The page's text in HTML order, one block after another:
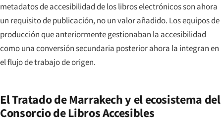
metadatos de accesibilidad de los libros electrónicos son ahora
un requisito de publicación, no un valor añadido. Los equipos de
producción que anteriormente gestionaban la accesibilidad
como una conversión secundaria posterior ahora la integran en
el flujo de trabajo de origen.
El Tratado de Marrakech y el ecosistema del
Consorcio de Libros Accesibles